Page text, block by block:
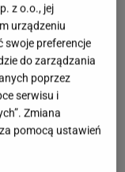
z o.o., jej
urządzeniu
swoje preferencje
do zarządzania
poprzez
serwisu i
Zmiana
pomocą ustawień